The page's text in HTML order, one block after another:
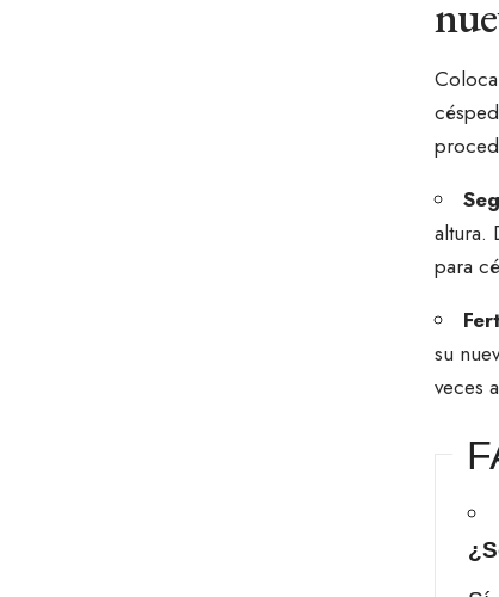
altura.
para
su
veces